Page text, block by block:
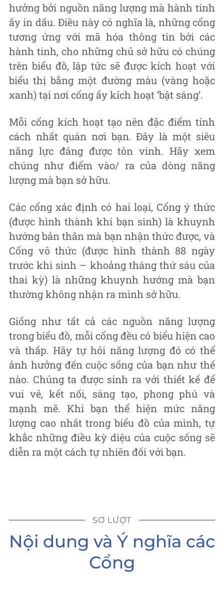
hưởng bởi nguồn năng lượng mà hành tinh
ấy in dấu. Điều này có nghĩa là, những cổng
tương ứng với mã hóa thông tin bởi các
hành tinh, cho những chủ sở hữu có chúng
trên biểu đồ, lập tức sẽ được kích hoạt với
biểu thị bằng một đường màu (vàng hoặc
xanh) tại nơi cổng ấy kích hoạt ‘bật sáng’.
Mỗi cổng kích hoạt tạo nên đặc điểm tính
cách nhất quán nơi bạn. Đây là một siêu
năng lực đáng được tôn vinh. Hãy xem
chúng như điểm vào/ ra của dòng năng
lượng mà bạn sở hữu.
Các cổng xác định có hai loại, Cổng ý thức
(được hình thành khi bạn sinh) là khuynh
hướng bản thân mà bạn nhận thức được, và
Cổng vô thức (được hình thành 88 ngày
trước khi sinh – khoảng tháng thứ sáu của
thai kỳ) là những khuynh hướng mà bạn
thường không nhận ra mình sở hữu.
Giống như tất cả các nguồn năng lượng
trong biểu đồ, mỗi cổng đều có biểu hiện cao
và thấp. Hãy tự hỏi năng lượng đó có thể
ảnh hưởng đến cuộc sống của bạn như thế
nào. Chúng ta được sinh ra với thiết kế để
vui vẻ, kết nối, sáng tạo, phong phú và
mạnh mẽ. Khi bạn thể hiện mức năng
lượng cao nhất trong biểu đồ của mình, tự
khắc những điều kỳ diệu của cuộc sống sẽ
diễn ra một cách tự nhiên đối với bạn.
SƠ LƯỢT
Nội dung và Ý nghĩa các
Cổng